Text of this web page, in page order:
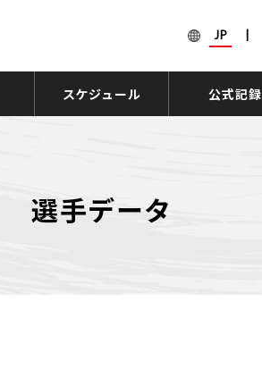
JP
スケジュール 公式記録
選手データ